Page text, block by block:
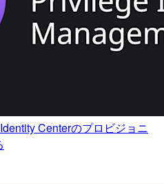
Centerのプロビジョニ